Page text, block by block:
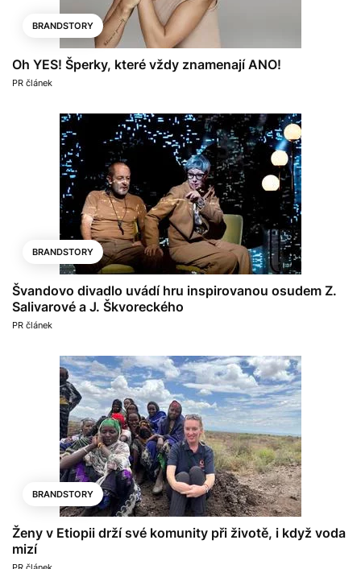
BRANDSTORY
Oh YES! Šperky, které vždy znamenají ANO!
PR článek
BRANDSTORY
Švandovo divadlo uvádí hru inspirovanou osudem Z.
Salivarové a J. Škvoreckého
PR článek
BRANDSTORY
Ženy v Etiopii drží své komunity při životě, i když voda
mizí